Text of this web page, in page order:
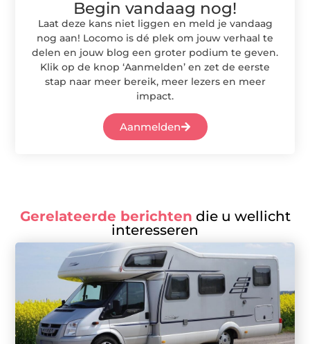
Begin vandaag nog!
Laat deze kans niet liggen en meld je vandaag
nog aan! Locomo is dé plek om jouw verhaal te
delen en jouw blog een groter podium te geven.
Klik op de knop ‘Aanmelden’ en zet de eerste
stap naar meer bereik, meer lezers en meer
impact.
Aanmelden
Gerelateerde berichten die u wellicht
interesseren